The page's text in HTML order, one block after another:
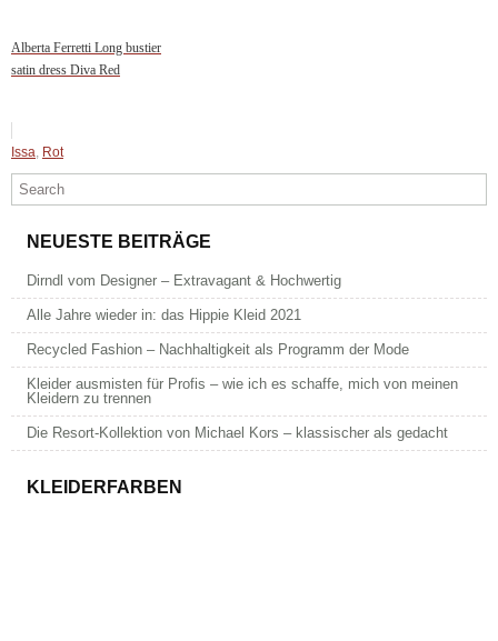
Alberta Ferretti Long bustier
satin dress Diva Red
Issa Rot
NEUESTE BEITRÄGE
Dirndl vom Designer – Extravagant & Hochwertig
Alle Jahre wieder in: das Hippie Kleid 2021
Recycled Fashion – Nachhaltigkeit als Programm der Mode
Kleider ausmisten für Profis – wie ich es schaffe, mich von meinen
Kleidern zu trennen
Die Resort-Kollektion von Michael Kors – klassischer als gedacht
KLEIDERFARBEN